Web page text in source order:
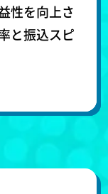
性を向上さ
と振込スピ